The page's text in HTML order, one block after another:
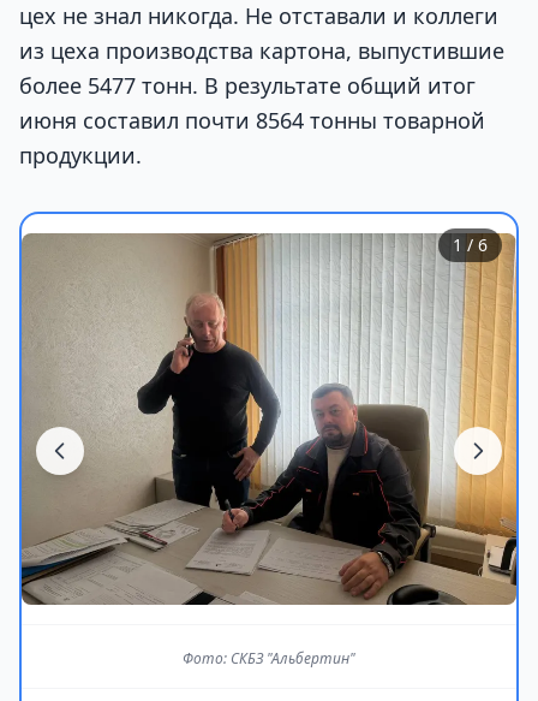
цех не знал никогда. Не отставали и коллеги
из цеха производства картона, выпустившие
более 5477 тонн. В результате общий итог
июня составил почти 8564 тонны товарной
продукции.
Фото: СКБЗ "Альбертин"
1 / 6